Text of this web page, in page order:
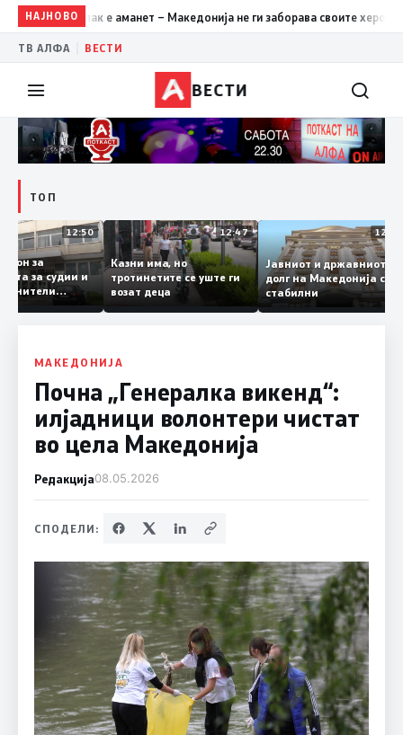
НАЈНОВО12:39 Ристовски: Карпалак е аманет – Македонија не ги
ТВ АЛФА ВЕСТИ
ВЕСТИ
ТОП
12:50
закон за
за судии и
обвинители
во Собранието
12:47
Казни има, но
тротинетите се уште ги
возат деца
Јавниот и
долг на Македонија
стабилни
МАКЕДОНИЈА
Почна „Генералка викенд“:
илјадници волонтери чистат
во цела Македонија
Редакција08.05.2026
СПОДЕЛИ: